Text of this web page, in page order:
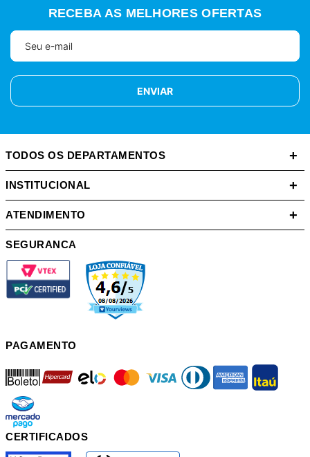
RECEBA AS MELHORES OFERTAS
ENVIAR
TODOS OS DEPARTAMENTOS +
INSTITUCIONAL +
ATENDIMENTO +
SEGURANCA
PAGAMENTO
boleto mastercard diners american itau
mercadopago
CERTIFICADOS